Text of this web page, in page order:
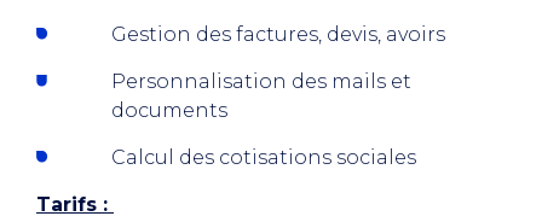
Gestion des factures, devis, avoirs
Personnalisation des mails et
documents
Calcul des cotisations sociales
Tarifs :